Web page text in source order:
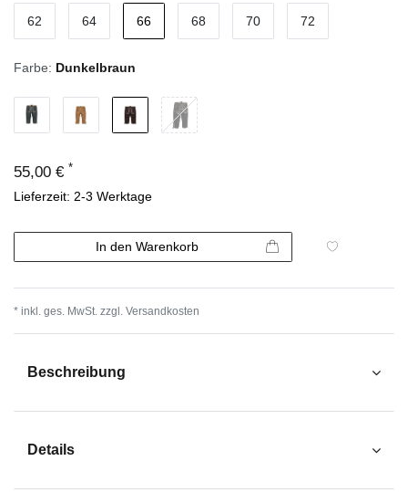
62 64 66 68 70 72
Farbe: Dunkelbraun
55,00 € *
Lieferzeit: 2-3 Werktage
In den Warenkorb
* inkl. ges. MwSt. zzgl. Versandkosten
Beschreibung
Details